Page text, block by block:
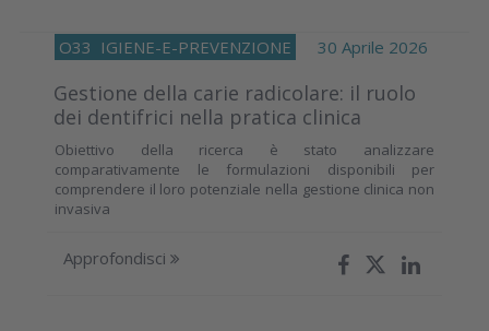
O33 IGIENE-E-PREVENZIONE 30 Aprile 2026
Gestione della carie radicolare: il ruolo
dei dentifrici nella pratica clinica
Obiettivo della ricerca è stato analizzare
comparativamente le formulazioni disponibili per
comprendere il loro potenziale nella gestione clinica non
invasiva
Approfondisci